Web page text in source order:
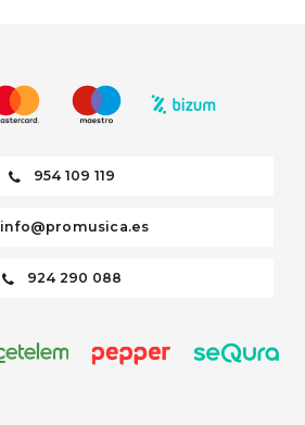
954 109 119
info@promusica.es
924 290 088